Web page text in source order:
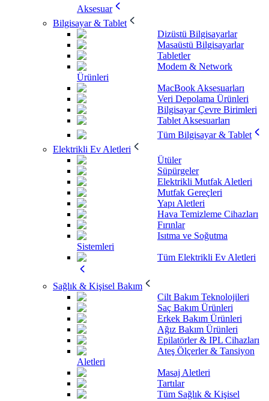
Aksesuar
Bilgisayar & Tablet
Dizüstü Bilgisayarlar
Masaüstü Bilgisayarlar
Tabletler
Modem & Network
Ürünleri
MacBook Aksesuarları
Veri Depolama Ürünleri
Bilgisayar Çevre Birimleri
Tablet Aksesuarları
Tüm Bilgisayar & Tablet
Elektrikli Ev Aletleri
Ütüler
Süpürgeler
Elektrikli Mutfak Aletleri
Mutfak Gereçleri
Yapı Aletleri
Hava Temizleme Cihazları
Fırınlar
Isıtma ve Soğutma
Sistemleri
Tüm Elektrikli Ev Aletleri
Sağlık & Kişisel Bakım
Cilt Bakım Teknolojileri
Saç Bakım Ürünleri
Erkek Bakım Ürünleri
Ağız Bakım Ürünleri
Epilatörler & IPL Cihazları
Ateş Ölçerler & Tansiyon
Aletleri
Masaj Aletleri
Tartılar
Tüm Sağlık & Kişisel